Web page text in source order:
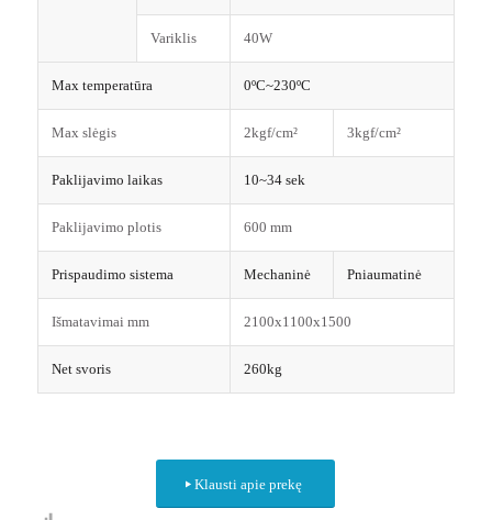
Variklis 40W
Max temperatūra 0ºC~230ºC
Max slėgis 2kgf/cm² 3kgf/cm²
Paklijavimo laikas 10~34 sek
Paklijavimo plotis 600 mm
Prispaudimo sistema Mechaninė Pniaumatinė
Išmatavimai mm 2100x1100x1500
Net svoris 260kg
Klausti apie prekę